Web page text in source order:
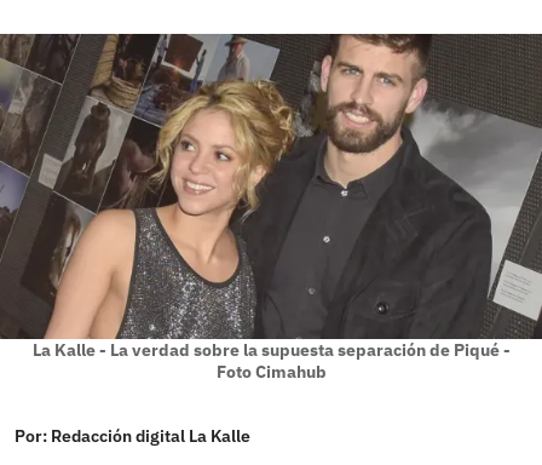
La Kalle - La verdad sobre la supuesta separación de Piqué -
Foto Cimahub
Por: Redacción digital La Kalle